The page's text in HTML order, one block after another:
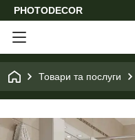
PHOTODECOR
Товари та послуги